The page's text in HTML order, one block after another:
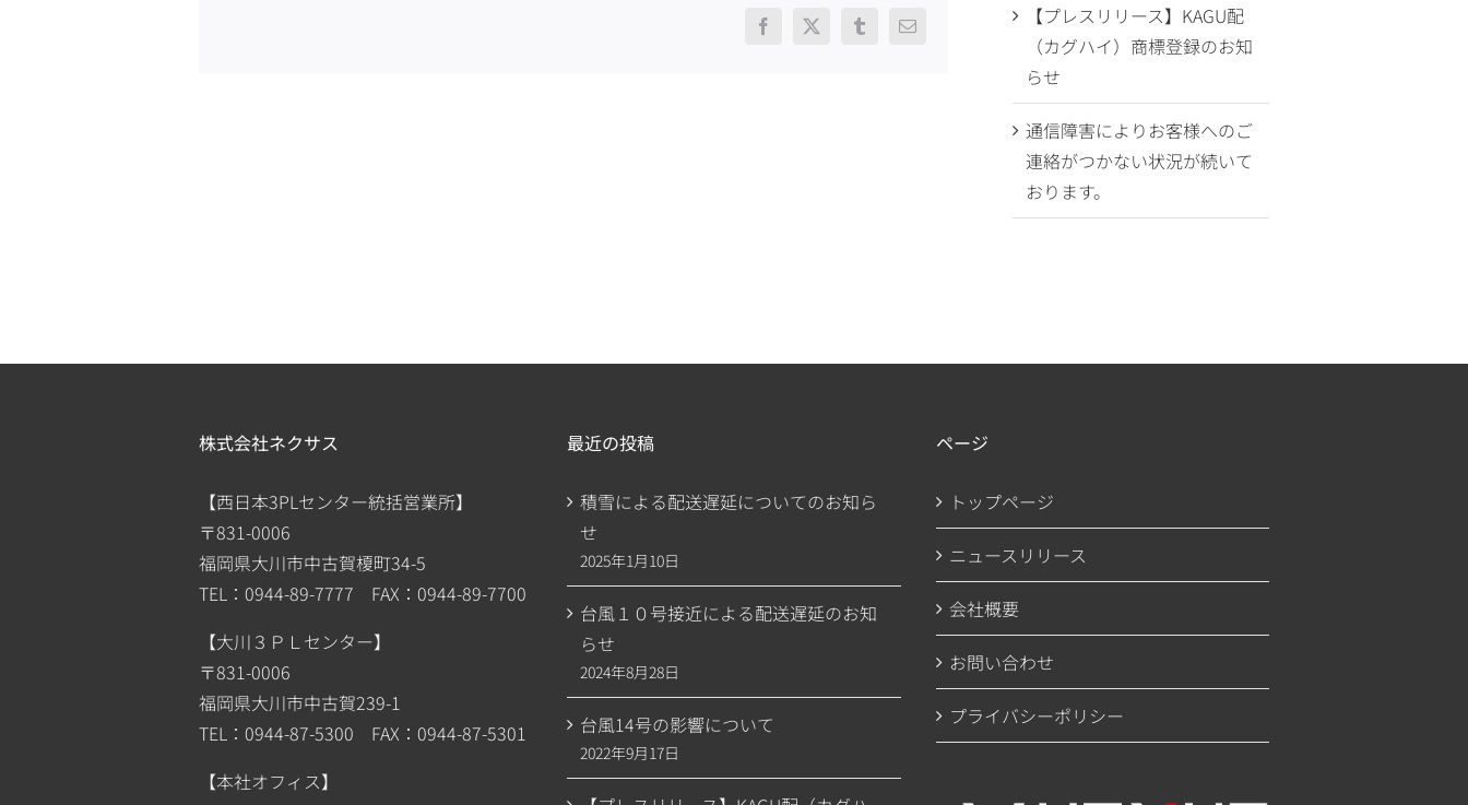
Facebook
X Tumblr電
【プレスリリース】KAGU配
（カグハイ）商標登録のお知
らせ
通信障害によりお客様へのご
連絡がつかない状況が続いて
おります。
株式会社ネクサス
【西日本3PLセンター統括営業所】
〒831-0006
福岡県大川市中古賀榎町34-5
TEL：0944-89-7777 FAX：0944-89-7700
【大川３ＰＬセンター】
〒831-0006
福岡県大川市中古賀239-1
TEL：0944-87-5300 FAX：0944-87-5301
【本社オフィス】
最近の投稿
積雪による配送遅延についてのお知ら
せ
2025年1月10日
台風１０号接近による配送遅延のお知
らせ
2024年8月28日
台風14号の影響について
2022年9月17日
ページ
トップページ
ニュースリリース
会社概要
お問い合わせ
プライバシーポリシー